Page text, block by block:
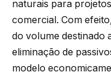
naturais para
comercial. Com
do volume destinado
eliminação de
modelo